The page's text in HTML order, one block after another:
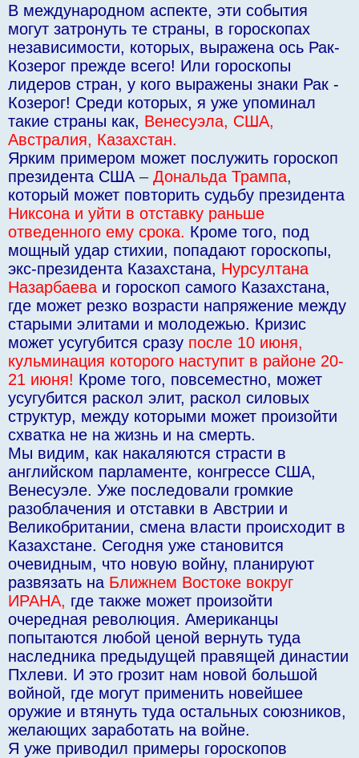
В международном аспекте, эти события
могут затронуть те страны, в гороскопах
независимости, которых, выражена ось Рак-
Козерог прежде всего! Или гороскопы
лидеров стран, у кого выражены знаки Рак -
Козерог! Среди которых, я уже упоминал
такие страны как, Венесуэла, США,
Австралия, Казахстан.
Ярким примером может послужить гороскоп
президента США – Дональда Трампа,
который может повторить судьбу президента
Никсона и уйти в отставку раньше
отведенного ему срока. Кроме того, под
мощный удар стихии, попадают гороскопы,
экс-президента Казахстана, Нурсултана
Назарбаева и гороскоп самого Казахстана,
где может резко возрасти напряжение между
старыми элитами и молодежью. Кризис
может усугубится сразу после 10 июня,
кульминация которого наступит в районе 20-
21 июня! Кроме того, повсеместно, может
усугубится раскол элит, раскол силовых
структур, между которыми может произойти
схватка не на жизнь и на смерть.
Мы видим, как накаляются страсти в
английском парламенте, конгрессе США,
Венесуэле. Уже последовали громкие
разоблачения и отставки в Австрии и
Великобритании, смена власти происходит в
Казахстане. Сегодня уже становится
очевидным, что новую войну, планируют
развязать на Ближнем Востоке вокруг
ИРАНА, где также может произойти
очередная революция. Американцы
попытаются любой ценой вернуть туда
наследника предыдущей правящей династии
Пхлеви. И это грозит нам новой большой
войной, где могут применить новейшее
оружие и втянуть туда остальных союзников,
желающих заработать на войне.
Я уже приводил примеры гороскопов